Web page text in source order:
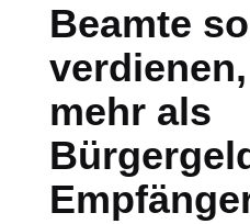
Beamte
mehr als